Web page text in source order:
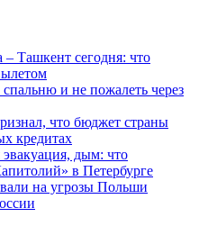
Ташкент сегодня: что
и не пожалеть через
что бюджет страны
кредитах
дым: что
в Петербурге
на угрозы Польши